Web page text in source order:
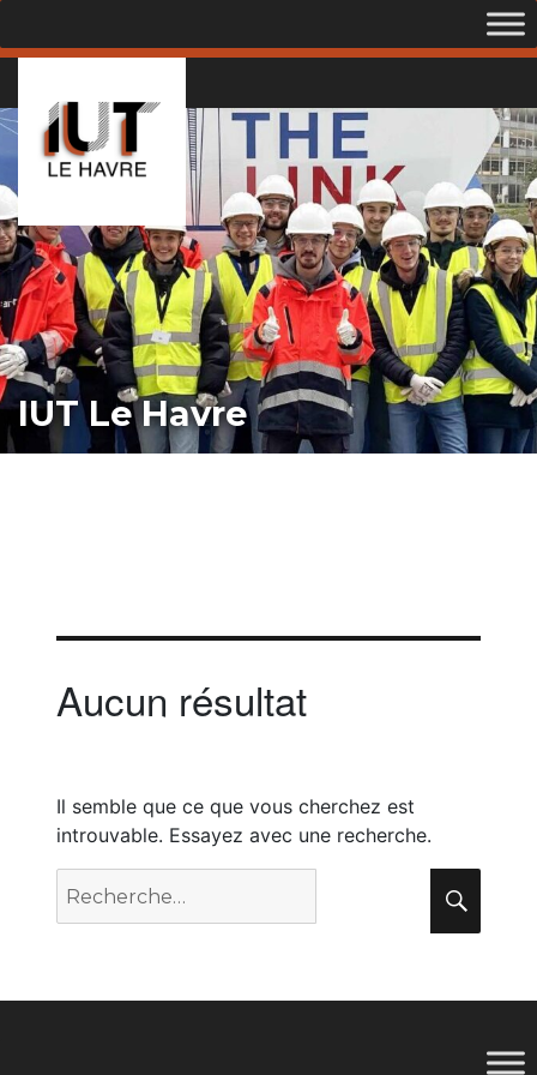
IUT Le Havre
Aucun résultat
Il semble que ce que vous cherchez est
introuvable. Essayez avec une recherche.
Recherche
pour